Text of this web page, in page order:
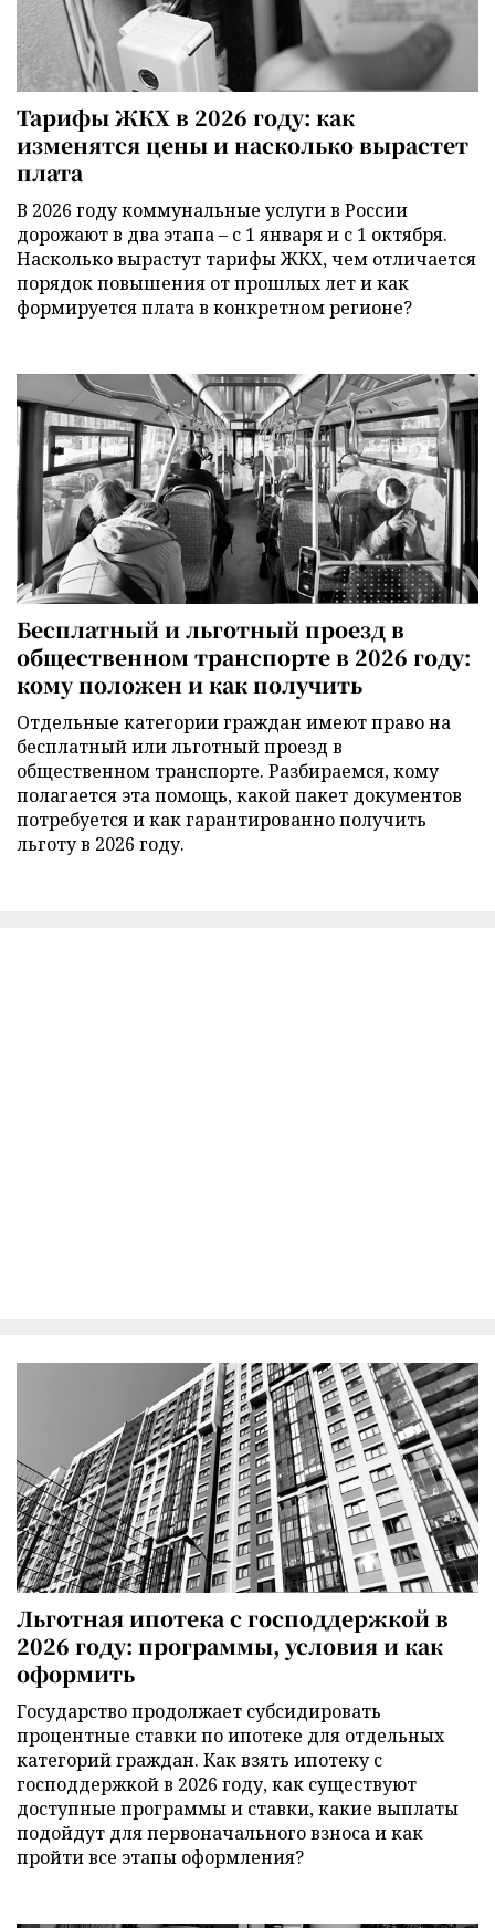
Тарифы ЖКХ в 2026 году: как
изменятся цены и насколько вырастет
плата
В 2026 году коммунальные услуги в России
дорожают в два этапа – с 1 января и с 1 октября.
Насколько вырастут тарифы ЖКХ, чем отличается
порядок повышения от прошлых лет и как
формируется плата в конкретном регионе?
Бесплатный и льготный проезд в
общественном транспорте в 2026 году:
кому положен и как получить
Отдельные категории граждан имеют право на
бесплатный или льготный проезд в
общественном транспорте. Разбираемся, кому
полагается эта помощь, какой пакет документов
потребуется и как гарантированно получить
льготу в 2026 году.
Льготная ипотека с господдержкой в
2026 году: программы, условия и как
оформить
Государство продолжает субсидировать
процентные ставки по ипотеке для отдельных
категорий граждан. Как взять ипотеку с
господдержкой в 2026 году, как существуют
доступные программы и ставки, какие выплаты
подойдут для первоначального взноса и как
пройти все этапы оформления?